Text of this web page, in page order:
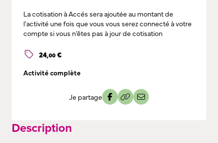
Description
La cotisation à Accés sera ajoutée au montant de
l'activité une fois que vous vous serez connecté à votre
compte si vous n'êtes pas à jour de cotisation
24,00€
Activité complète
Je partage